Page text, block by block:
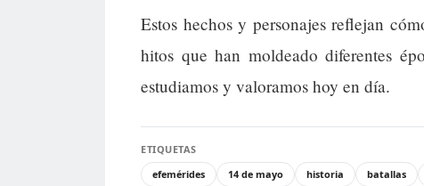
Estos hechos y personajes reflejan
hitos que han moldeado diferentes
estudiamos y valoramos hoy en día.
ETIQUETAS
efemérides
14 de mayo historia batallas